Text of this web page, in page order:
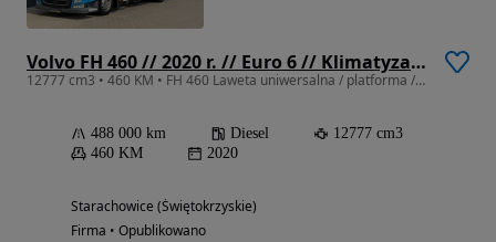
Volvo FH 460 // 2020 r. // Euro 6 // Klimatyzacja / 6x2 // Laweta uniwersalna / platforma / transport maszyn / Nowa zabudowa ocynkowana !! Świeżo z Niemiec !!
12777 cm3 • 460 KM • FH 460 Laweta uniwersalna / platforma / transport maszyn /
488 000 km Diesel
12777 cm3
460 KM
2020
Starachowice (Świętokrzyskie)
Firma • Opublikowano